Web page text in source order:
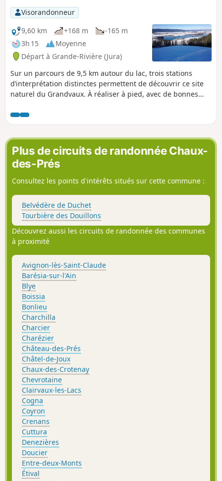
Visorandonneur
9,60 km
+168 m
-165 m
3h 15
Moyenne
Départ à Grande-Rivière (Jura)
Sur un parcours de 9,5 km autour du lac, trois stations
d’interprétation distinctes permettent de découvrir ce site
naturel du Grandvaux. À réaliser à pied, avec de bonnes
est suffisant.
Plus de circuits de randonnée Chaux-
des-Prés
Consultez les points d'intérêts situés sur cette commune :
Belvédère de Duchet
Tourbière des Douillons
Découvrez aussi les circuits de randonnée des communes
à proximité
Avignon-lès-Saint-Claude
Barésia-sur-l'Ain
Blye
Boissia
Bonlieu
Charchilla
Charcier
Charézier
Château-des-Prés
Châtel-de-Joux
Chaux-des-Crotenay
Chevrotaine
Clairvaux-les-Lacs
Cogna
Coyron
Crenans
Cuttura
Denezières
Doucier
Entre-deux-Monts
Étival